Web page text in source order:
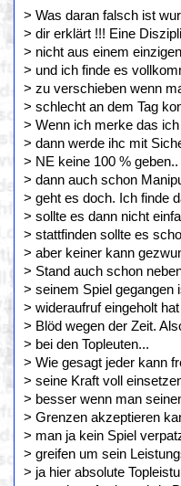
> Was daran falsch ist
> dir erklärt !!! Eine
> nicht aus einem
> und ich finde es
> zu verschieben wenn
> schlecht an dem Tag
> Wenn ich merke das
> dann werde ihc mit
> NE keine 100 %
> dann auch schon
> geht es doch. Ich finde
> sollte es dann nicht
> stattfinden sollte es
> aber keiner kann
> Stand auch schon
> seinem Spiel gegangen
> wideraufruf eingeholt
> Blöd wegen der Zeit.
> bei den Topleuten...
> Wie gesagt jeder kann
> seine Kraft voll
> besser wenn man
> Grenzen akzeptieren
> man ja kein Spiel
> greifen um sein
> ja hier absolute